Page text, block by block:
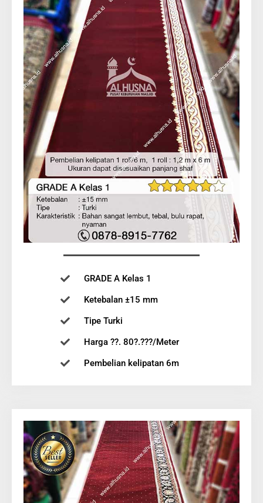
GRADE A Kelas 1
Ketebalan ±15 mm
Tipe Turki
Harga ??. 80?.???/Meter
Pembelian kelipatan 6m